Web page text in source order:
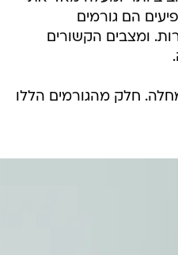
הם גורמים
ומצבים הקשורים
חלק מהגורמים הללו